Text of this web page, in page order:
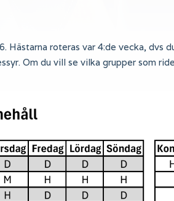
roteras var 4:de vecka, dvs
Om du vill se vilka grupper som